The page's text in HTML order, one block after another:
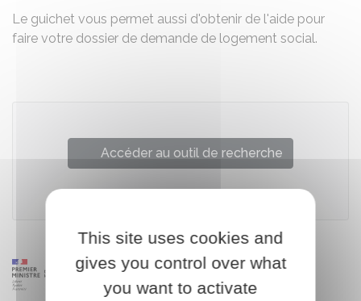
Le guichet vous permet aussi d'obtenir de l'aide pour
faire votre dossier de demande de logement social.
Accéder au outil de recherche
This site uses cookies and
gives you control over what
you want to activate